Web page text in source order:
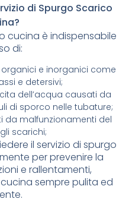
di Spurgo Scarico
cucina è indispensabile
di:
e inorganici come
e detersivi;
dell’acqua causati da
di sporco nelle tubature;
da malfunzionamenti del
scarichi;
il servizio di spurgo
per prevenire la
e rallentamenti,
sempre pulita ed